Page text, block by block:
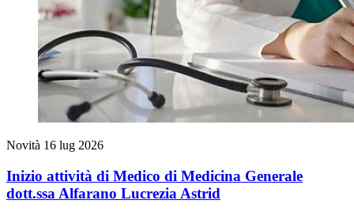
Novità 16 lug 2026
Inizio attività di Medico di Medicina Generale
dott.ssa Alfarano Lucrezia Astrid